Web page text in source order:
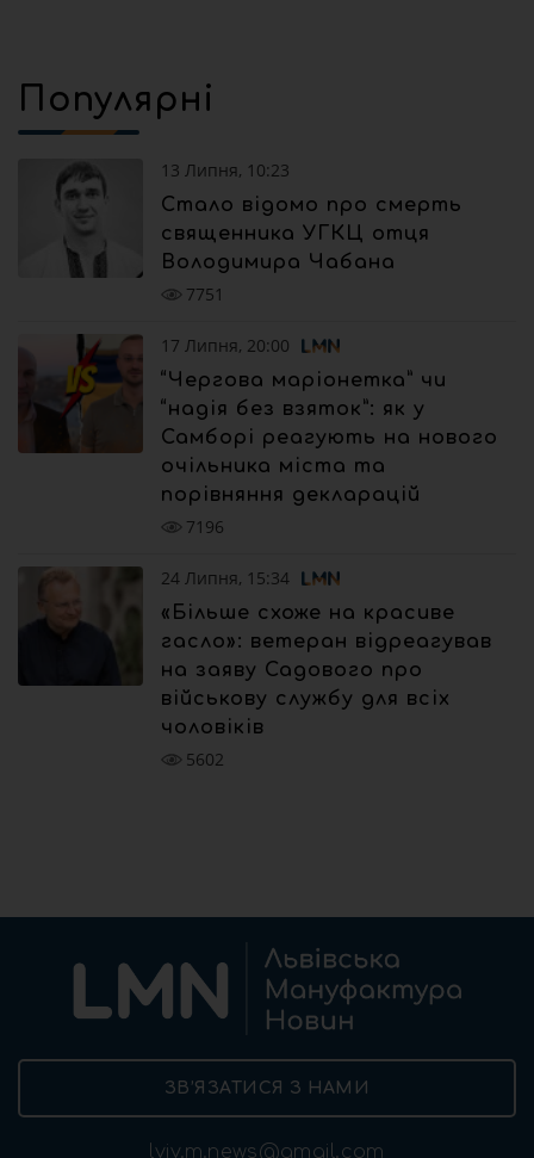
Популярні
13 Липня, 10:23
Стало відомо про смерть
священника УГКЦ отця
Володимира Чабана
7751
17 Липня, 20:00
“Чергова маріонетка” чи
“надія без взяток”: як у
Самборі реагують на нового
очільника міста та
порівняння декларацій
7196
24 Липня, 15:34
«Більше схоже на красиве
гасло»: ветеран відреагував
на заяву Садового про
військову службу для всіх
чоловіків
5602
ЗВ’ЯЗАТИСЯ З НАМИ
lviv.m.news@gmail.com